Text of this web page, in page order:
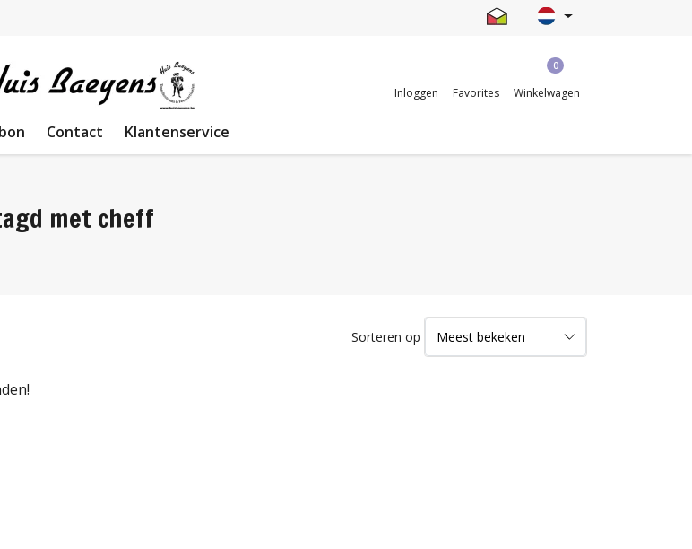
Inloggen Favorites
0
Winkelwagen
Contact Klantenservice
met cheff
Sorteren op